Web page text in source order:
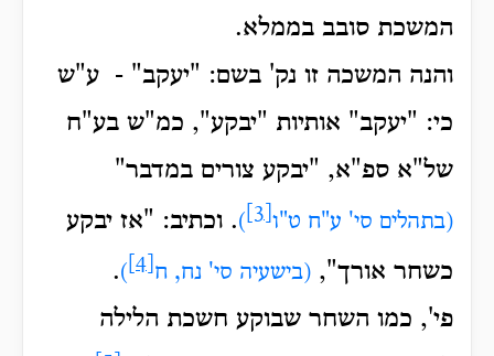
המשכת סובב בממלא.
והנה המשכה זו נק' בשם: "יעקב" - ע"ש
כי: "יעקב" אותיות "יבקע", כמ"ש בע"ח
של"א ספ"א, "יבקע צורים במדבר"
(בתהלים סי' ע"ח ט"ו )
. וכתיב: "אז יבקע
כשחר אורך", (בישעיה סי' נח, ח )
.
פי', כמו השחר שבוקע חשכת הלילה